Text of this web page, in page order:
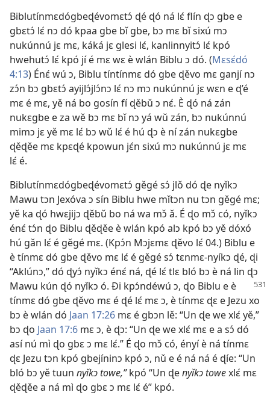
Biblutínmɛdógbeɖévomɛtɔ́ ɖé ɖó ná lɛ́ flín ɖɔ gbe e
gbɛtɔ́ lɛ́ nɔ dó kpaa gbe bǐ gbe, bɔ mɛ bǐ sixú mɔ
nukúnnú jɛ mɛ, káká jɛ glesi lɛ́, kanlinnyitɔ́ lɛ́ kpó
hwehutɔ́ lɛ́ kpó jí é mɛ wɛ è wlán Biblu ɔ dó. (Mɛsɛ́dó
4:13) Énɛ́ wú ɔ, Biblu tíntínmɛ dó gbe ɖěvo mɛ ganjí nɔ
zɔ́n bɔ gbɛtɔ́ ayijlɔ́jlɔ́nɔ lɛ́ nɔ mɔ nukúnnú jɛ wɛn e ɖ’é
mɛ é mɛ, yě ná bo gosín fí ɖěbǔ ɔ nɛ́. È ɖó ná zán
nukɛgbe e za wě bɔ mɛ bǐ nɔ yá wǔ zán, bɔ nukúnnú
mimɔ jɛ yě mɛ lɛ́ bɔ wǔ lɛ́ é hú ɖɔ è ní zán nukɛgbe
ɖěɖěe mɛ kpɛɖé kpowun jɛ́n sixú mɔ nukúnnú jɛ mɛ
lɛ́ é.
Biblutínmɛdógbeɖévomɛtɔ́ gěgé sɔ́ jlǒ dó ɖe nyǐkɔ
Mawu tɔn Jexóva ɔ sín Biblu hwe mǐtɔn nu tɔn gěgé mɛ;
yě ka ɖó hwɛjijɔ ɖěbǔ bo ná wa mɔ̌ ǎ. É ɖo mɔ̌ có, nyǐkɔ
énɛ́ tɔ́n ɖo Biblu ɖěɖěe è wlán kpó alɔ kpó bɔ yě dóxó
hú gǎn lɛ́ é gěgé mɛ. (Kpɔ́n Mɔjɛmɛ ɖěvo lɛ́ 04.) Biblu e
è tínmɛ dó gbe ɖěvo mɛ lɛ́ é gěgé sɔ́ tɛnmɛ-nyíkɔ ɖé, ɖi
“Aklúnɔ,” dó ɖyɔ́ nyǐkɔ énɛ́ ná, ɖé lɛ́ tlɛ bló bɔ è ná lin ɖɔ
Mawu kún ɖó nyǐkɔ ó. Ði kpɔ́ndéwú ɔ, ɖo Biblu e è
tínmɛ dó gbe ɖěvo mɛ é ɖé lɛ́ mɛ ɔ, è tínmɛ ɖɛ e Jezu xo
bɔ è wlán dó Jaan 17:26 mɛ é gbɔn lě: “Un ɖe we xlɛ́ yě,”
bɔ ɖo Jaan 17:6 mɛ ɔ, è ɖɔ: “Un ɖe we xlɛ́ mɛ e a sɔ́ dó
así nú mì ɖo gbɛ ɔ mɛ lɛ́.” É ɖo mɔ̌ có, ényí è ná tínmɛ
ɖɛ Jezu tɔn kpó gbejíninɔ kpó ɔ, nǔ e é ná ná é ɖíe: “Un
bló bɔ yě tuun nyǐkɔ towe,”kpó “Un ɖenyǐkɔ towexlɛ́ mɛ
ɖěɖěe a ná mì ɖo gbɛ ɔ mɛ lɛ́ é” kpó.